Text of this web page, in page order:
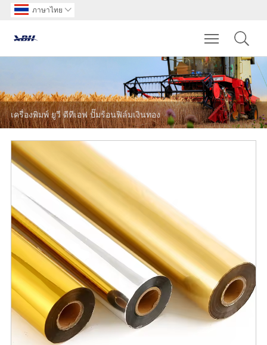
ภาษาไทย 
Toggle
เครื่องพิมพ์ ยูวี ดีทีเอฟ ปั๊มร้อนฟิล์มเงินทอง